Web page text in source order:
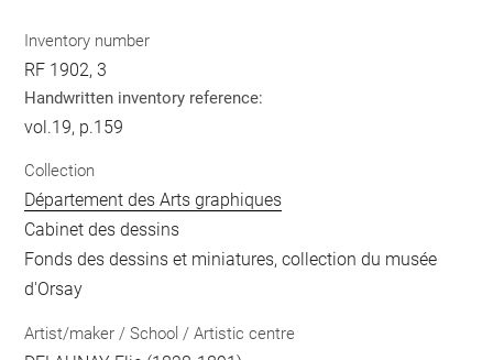
Inventory number
RF 1902, 3
Handwritten inventory reference:
vol.19, p.159
Collection
Département des Arts graphiques
Cabinet des dessins
Fonds des dessins et miniatures, collection du musée
d'Orsay
Artist/maker / School / Artistic centre